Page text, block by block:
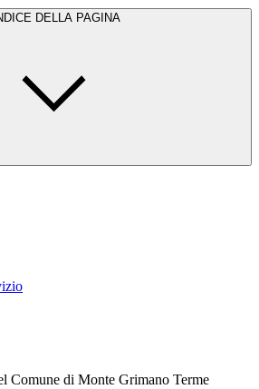
DELLA PAGINA
Comune di Monte Grimano Terme